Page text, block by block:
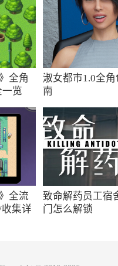
片即可选择删除该照
名、性别、生日等信
的菜单栏
账户信息。
能搜到男的(女的)?
看 男生 、只看女生
全角
一览
淑女都市1.0全
南
全流
集详
致命解药员工宿
门怎么解锁